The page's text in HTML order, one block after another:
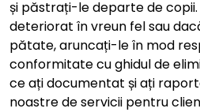
și păstrați-le departe de copii.
deteriorat în vreun fel sau
pătate, aruncați-le în mod
conformitate cu ghidul de
ce ați documentat și ați
noastre de servicii pentru